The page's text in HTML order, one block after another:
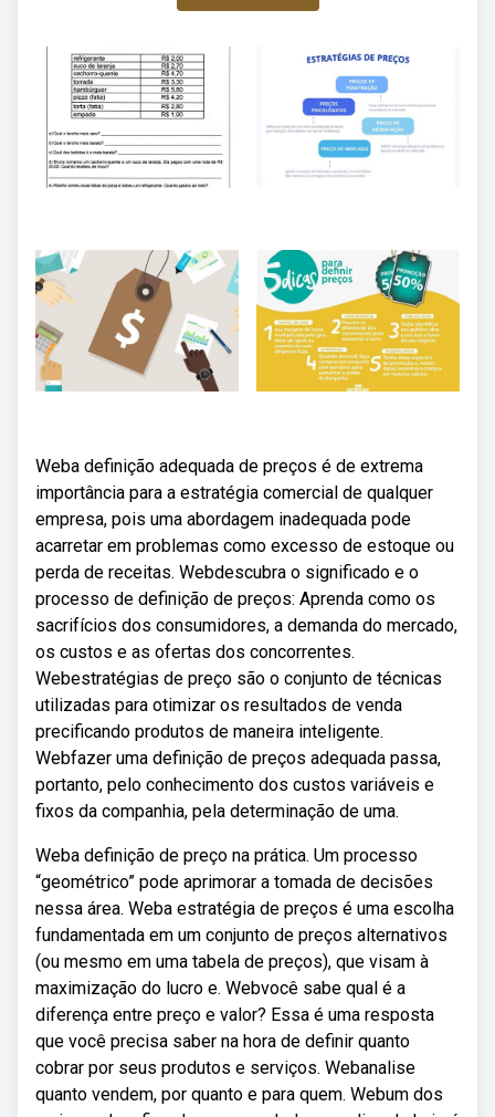
Weba definição adequada de preços é de extrema
importância para a estratégia comercial de qualquer
empresa, pois uma abordagem inadequada pode
acarretar em problemas como excesso de estoque ou
perda de receitas. Webdescubra o significado e o
processo de definição de preços: Aprenda como os
sacrifícios dos consumidores, a demanda do mercado,
os custos e as ofertas dos concorrentes.
Webestratégias de preço são o conjunto de técnicas
utilizadas para otimizar os resultados de venda
precificando produtos de maneira inteligente.
Webfazer uma definição de preços adequada passa,
portanto, pelo conhecimento dos custos variáveis e
fixos da companhia, pela determinação de uma.
Weba definição de preço na prática. Um processo
“geométrico” pode aprimorar a tomada de decisões
nessa área. Weba estratégia de preços é uma escolha
fundamentada em um conjunto de preços alternativos
(ou mesmo em uma tabela de preços), que visam à
maximização do lucro e. Webvocê sabe qual é a
diferença entre preço e valor? Essa é uma resposta
que você precisa saber na hora de definir quanto
cobrar por seus produtos e serviços. Webanalise
quanto vendem, por quanto e para quem. Webum dos